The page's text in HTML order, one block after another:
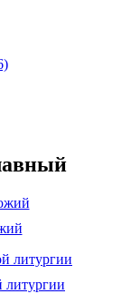
литургии